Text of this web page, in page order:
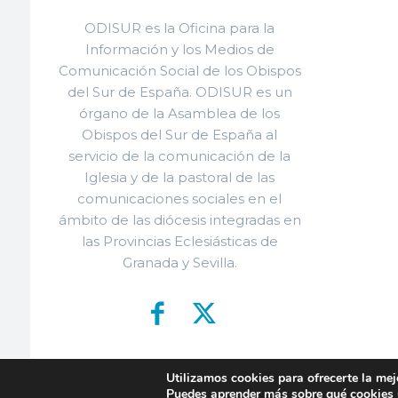
ODISUR es la Oficina para la
Información y los Medios de
Comunicación Social de los Obispos
del Sur de España. ODISUR es un
órgano de la Asamblea de los
Obispos del Sur de España al
servicio de la comunicación de la
Iglesia y de la pastoral de las
comunicaciones sociales en el
ámbito de las diócesis integradas en
las Provincias Eclesiásticas de
Granada y Sevilla.
©
Utilizamos cookies para ofrecerte la
Puedes aprender más sobre qué